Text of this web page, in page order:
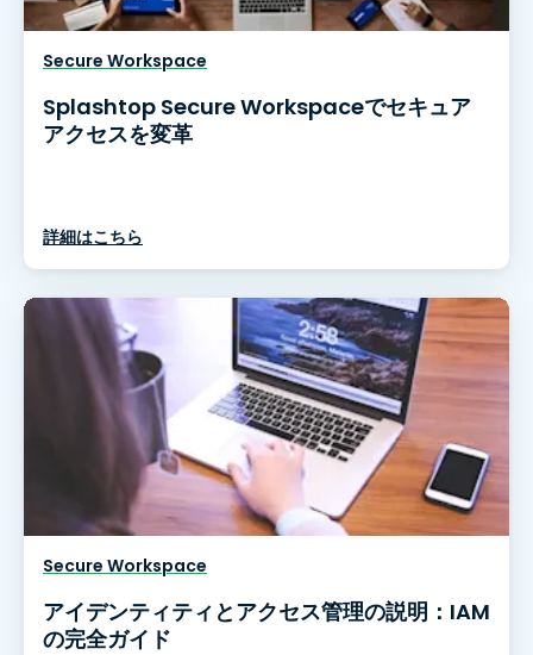
Secure Workspace
Splashtop Secure Workspaceでセキュア
アクセスを変革
詳細はこちら
Secure Workspace
アイデンティティとアクセス管理の説明：IAM
の完全ガイド